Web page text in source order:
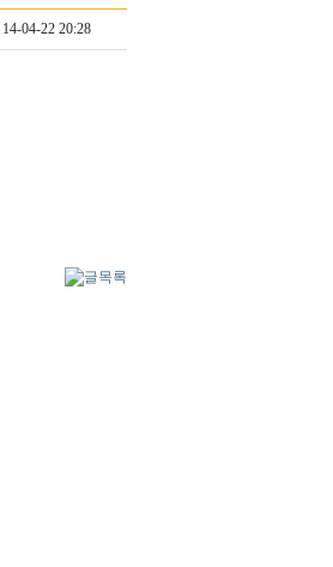
14-04-22 20:28